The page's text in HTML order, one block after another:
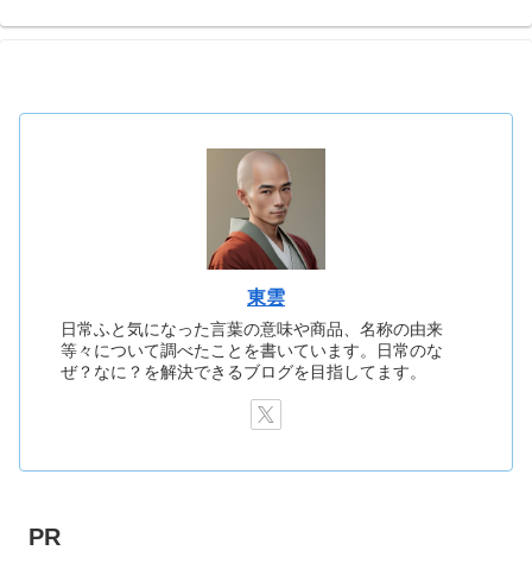
東雲
日常ふと気になった言葉の意味や商品、名称の由来
等々について調べたことを書いています。日常のな
ぜ？なに？を解決できるブログを目指してます。
PR